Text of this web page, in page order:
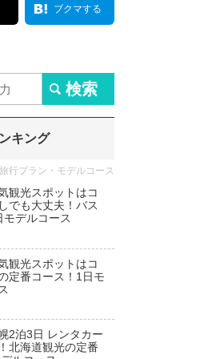
ブクマする
キング
行プラン・モデルコース
観光スポットはコ
でも大丈夫！バス
モデルコース
観光スポットはコ
定番コース！1日モ
2泊3日 レンタカー
北海道観光の定番